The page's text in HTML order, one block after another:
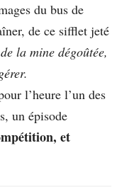
du bus de
de ce sifflet jeté
de la mine dégoûtée,
l’heure l’un des
un épisode
et